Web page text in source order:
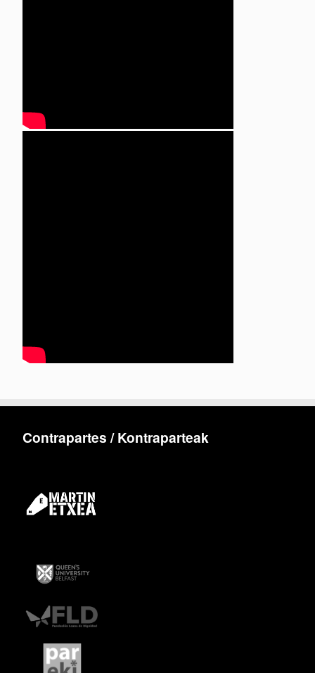
Contrapartes / Kontraparteak